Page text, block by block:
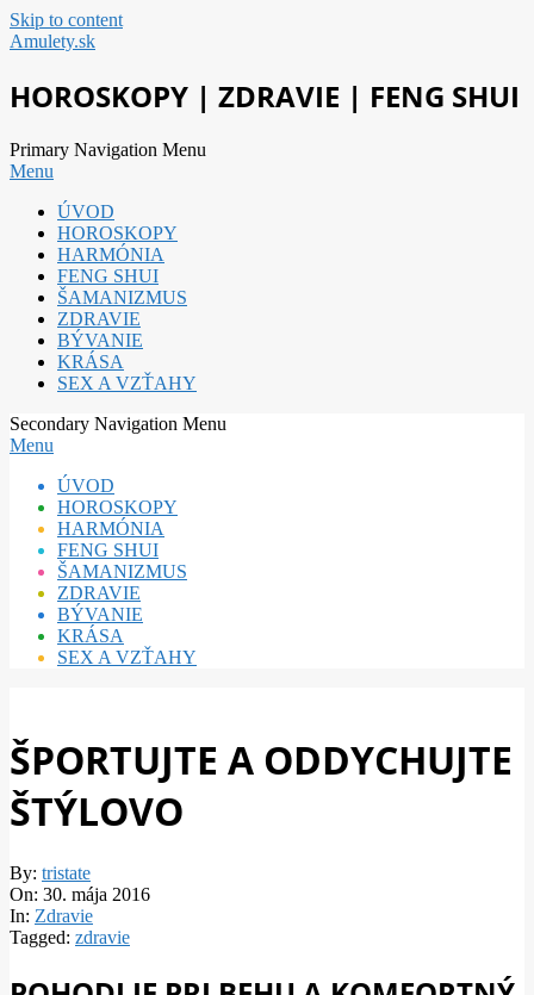
Skip to content
Amulety.sk
HOROSKOPY | ZDRAVIE | FENG SHUI
Primary Navigation Menu
Menu
ÚVOD
HOROSKOPY
HARMÓNIA
FENG SHUI
ŠAMANIZMUS
ZDRAVIE
BÝVANIE
KRÁSA
SEX A VZŤAHY
Secondary Navigation Menu
Menu
ÚVOD
HOROSKOPY
HARMÓNIA
FENG SHUI
ŠAMANIZMUS
ZDRAVIE
BÝVANIE
KRÁSA
SEX A VZŤAHY
ŠPORTUJTE A ODDYCHUJTE
ŠTÝLOVO
By: tristate
On: 30. mája 2016
In: Zdravie
Tagged: zdravie